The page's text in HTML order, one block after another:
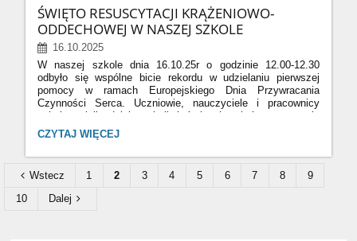
ŚWIĘTO RESUSCYTACJI KRĄŻENIOWO-
ODDECHOWEJ W NASZEJ SZKOLE
16.10.2025
W naszej szkole dnia 16.10.25r o godzinie 12.00-12.30
odbyło się wspólne bicie rekordu w udzielaniu pierwszej
pomocy w ramach Europejskiego Dnia Przywracania
Czynności Serca. Uczniowie, nauczyciele i pracownicy
szkoły wzięli udział w akcji, której celem było promowanie
nauki resuscytacji krążeniowo-oddechowej oraz
uświadomienie, jak ważne jest szybkie reagowanie w
sytuacjach zagrożenia życia.
ŚWIĘTO
KRĄŻENIOWO-
ODDECHOWEJ
W
NASZEJ
SZKOLE:
CZYTAJ WIĘCEJ
Wstecz 1 2 3 4 5 6 7 8
9
10
Dalej